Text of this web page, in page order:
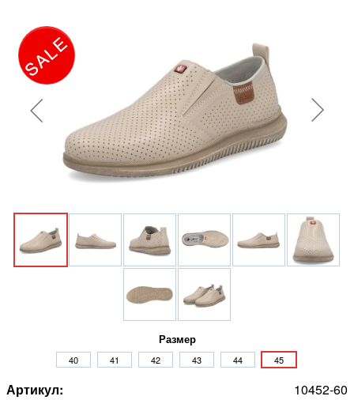
Размер
40 41 42 43 44 45
Артикул:
10452-60